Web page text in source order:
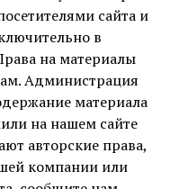
сайта и
в
на материалы
Администрация
материала
на нашем сайте
авторские права,
компании или